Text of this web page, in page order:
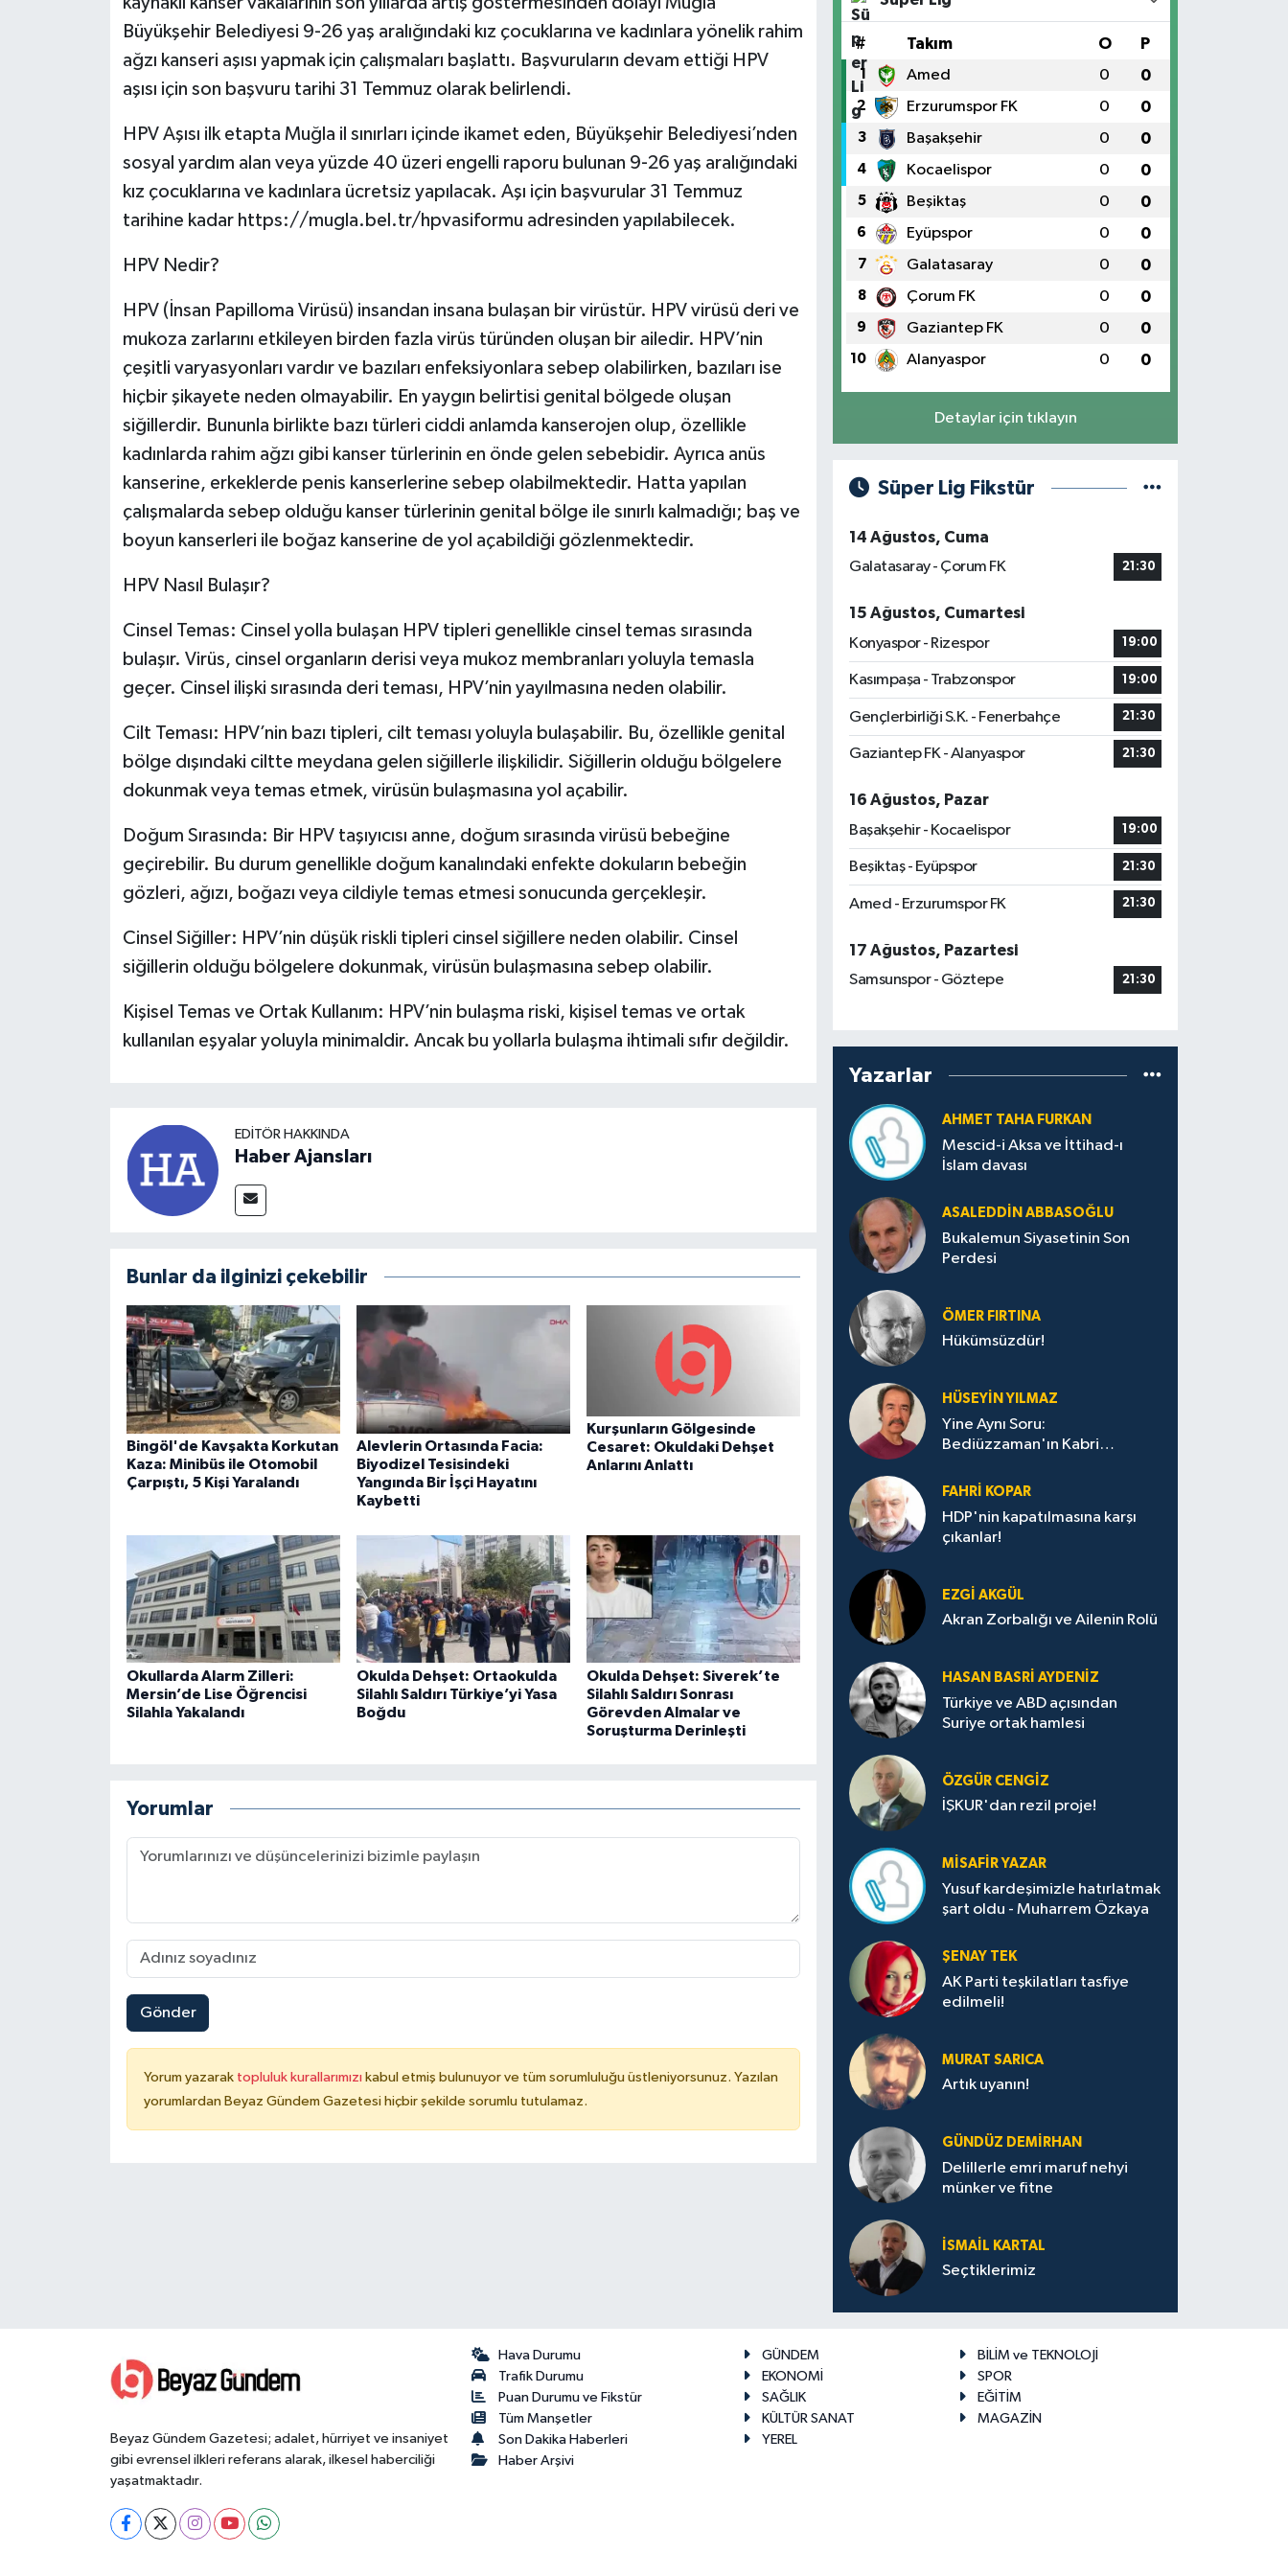
Büyükşehir Belediyesi 9-26 yaş aralığındaki kız çocuklarına ve kadınlara yönelik rahim
ağzı kanseri aşısı yapmak için çalışmaları başlattı. Başvuruların devam ettiği HPV
aşısı için son başvuru tarihi 31 Temmuz olarak belirlendi.
HPV Aşısı ilk etapta Muğla il sınırları içinde ikamet eden, Büyükşehir Belediyesi’nden
sosyal yardım alan veya yüzde 40 üzeri engelli raporu bulunan 9-26 yaş aralığındaki
kız çocuklarına ve kadınlara ücretsiz yapılacak. Aşı için başvurular 31 Temmuz
tarihine kadar https://mugla.bel.tr/hpvasiformu adresinden yapılabilecek.
HPV Nedir?
HPV (İnsan Papilloma Virüsü) insandan insana bulaşan bir virüstür. HPV virüsü deri ve
mukoza zarlarını etkileyen birden fazla virüs türünden oluşan bir ailedir. HPV’nin
çeşitli varyasyonları vardır ve bazıları enfeksiyonlara sebep olabilirken, bazıları ise
hiçbir şikayete neden olmayabilir. En yaygın belirtisi genital bölgede oluşan
siğillerdir. Bununla birlikte bazı türleri ciddi anlamda kanserojen olup, özellikle
kadınlarda rahim ağzı gibi kanser türlerinin en önde gelen sebebidir. Ayrıca anüs
kanserine, erkeklerde penis kanserlerine sebep olabilmektedir. Hatta yapılan
çalışmalarda sebep olduğu kanser türlerinin genital bölge ile sınırlı kalmadığı; baş ve
boyun kanserleri ile boğaz kanserine de yol açabildiği gözlenmektedir.
HPV Nasıl Bulaşır?
Cinsel Temas: Cinsel yolla bulaşan HPV tipleri genellikle cinsel temas sırasında
bulaşır. Virüs, cinsel organların derisi veya mukoz membranları yoluyla temasla
geçer. Cinsel ilişki sırasında deri teması, HPV’nin yayılmasına neden olabilir.
Cilt Teması: HPV’nin bazı tipleri, cilt teması yoluyla bulaşabilir. Bu, özellikle genital
bölge dışındaki ciltte meydana gelen siğillerle ilişkilidir. Siğillerin olduğu bölgelere
dokunmak veya temas etmek, virüsün bulaşmasına yol açabilir.
Doğum Sırasında: Bir HPV taşıyıcısı anne, doğum sırasında virüsü bebeğine
geçirebilir. Bu durum genellikle doğum kanalındaki enfekte dokuların bebeğin
gözleri, ağızı, boğazı veya cildiyle temas etmesi sonucunda gerçekleşir.
Cinsel Siğiller: HPV’nin düşük riskli tipleri cinsel siğillere neden olabilir. Cinsel
siğillerin olduğu bölgelere dokunmak, virüsün bulaşmasına sebep olabilir.
Kişisel Temas ve Ortak Kullanım: HPV’nin bulaşma riski, kişisel temas ve ortak
kullanılan eşyalar yoluyla minimaldir. Ancak bu yollarla bulaşma ihtimali sıfır değildir.
EDITÖR HAKKINDA
Haber Ajansları
Bunlar da ilginizi çekebilir
Bingöl'de Kavşakta Korkutan
Kaza: Minibüs ile Otomobil
Çarpıştı, 5 Kişi Yaralandı
Alevlerin Ortasında Facia:
Biyodizel Tesisindeki
Yangında Bir İşçi Hayatını
Kaybetti
Kurşunların Gölgesinde
Cesaret: Okuldaki Dehşet
Anlarını Anlattı
Okullarda Alarm Zilleri:
Mersin’de Lise Öğrencisi
Silahla Yakalandı
Okulda Dehşet: Ortaokulda
Silahlı Saldırı Türkiye’yi Yasa
Boğdu
Okulda Dehşet: Siverek’te
Silahlı Saldırı Sonrası
Görevden Almalar ve
Soruşturma Derinleşti
Yorumlar
Gönder
Yorum yazarak topluluk kurallarımızı kabul etmiş bulunuyor ve tüm sorumluluğu üstleniyorsunuz. Yazılan
yorumlardan Beyaz Gündem Gazetesi hiçbir şekilde sorumlu tutulamaz.
# Takım O P
1 Amed 0 0
2 Erzurumspor FK 0 0
3 Başakşehir 0 0
4 Kocaelispor 0 0
5 Beşiktaş 0 0
6 Eyüpspor 0 0
7 Galatasaray 0 0
8 Çorum FK 0 0
9 Gaziantep FK 0 0
10 Alanyaspor 0 0
Detaylar için tıklayın
Süper Lig Fikstür
14 Ağustos, Cuma
Galatasaray - Çorum FK
21:30
15 Ağustos, Cumartesi
Konyaspor - Rizespor
19:00
Kasımpaşa - Trabzonspor 19:00
Gençlerbirliği S.K. - Fenerbahçe 21:30
Gaziantep FK - Alanyaspor 21:30
16 Ağustos, Pazar
Başakşehir - Kocaelispor
19:00
Beşiktaş - Eyüpspor 21:30
Amed - Erzurumspor FK 21:30
17 Ağustos, Pazartesi
Samsunspor - Göztepe
21:30
Yazarlar
AHMET TAHA FURKAN
Mescid-i Aksa ve İttihad-ı
İslam davası
ASALEDDIN ABBASOĞLU
Bukalemun Siyasetinin Son
Perdesi
ÖMER FIRTINA
Hükümsüzdür!
HÜSEYIN YILMAZ
Yine Aynı Soru:
Bediüzzaman'ın Kabri
FAHRI KOPAR
HDP'nin kapatılmasına karşı
çıkanlar!
EZGI AKGÜL
Akran Zorbalığı ve Ailenin Rolü
HASAN BASRI AYDENIZ
Türkiye ve ABD açısından
Suriye ortak hamlesi
ÖZGÜR CENGIZ
İŞKUR'dan rezil proje!
MISAFIR YAZAR
Yusuf kardeşimizle hatırlatmak
şart oldu - Muharrem Özkaya
ŞENAY TEK
AK Parti teşkilatları tasfiye
edilmeli!
MURAT SARICA
Artık uyanın!
GÜNDÜZ DEMIRHAN
Delillerle emri maruf nehyi
münker ve fitne
İSMAIL KARTAL
Seçtiklerimiz
Beyaz Gündem Gazetesi; adalet, hürriyet ve insaniyet
gibi evrensel ilkleri referans alarak, ilkesel haberciliği
yaşatmaktadır.
Hava Durumu
Trafik Durumu
Puan Durumu ve Fikstür
Tüm Manşetler
Son Dakika Haberleri
Haber Arşivi
GÜNDEM
BİLİM ve TEKNOLOJİ
EKONOMİ
SPOR
SAĞLIK
EĞİTİM
KÜLTÜR SANAT
MAGAZİN
YEREL